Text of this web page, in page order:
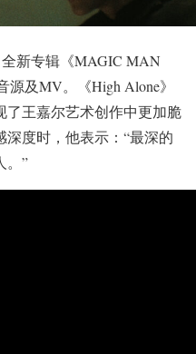
全新专辑《MAGIC MAN
及MV。《High Alone》
了王嘉尔艺术创作中更加脆
度时，他表示：“最深的
。”